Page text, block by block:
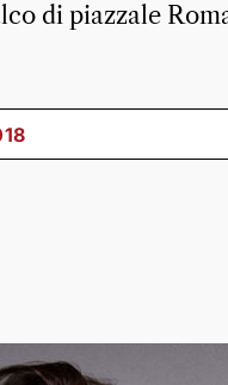
di piazzale